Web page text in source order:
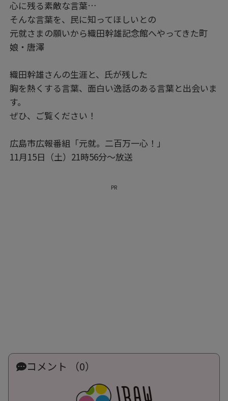
心に残る素敵な言葉…
そんな言葉を、民に知ってほしいとの
元就さまの願いから織田幹雄記念館へやってきた町
娘・唐澤
織田幹雄さんの生涯と、氏が残した
胸を熱くする言葉、面白い逸話のある言葉と出会いま
す。
ぜひ、ご覧ください！
広島市広報番組「元就。二百万一心！」
11月15日（土）21時56分〜放送​
PR
コメント （0）